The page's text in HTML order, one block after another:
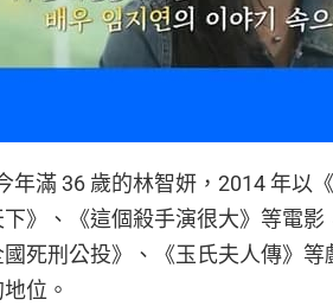
年滿 36 歲的林智妍，2014 年以
下》、《這個殺手演很大》等電
死刑公投》、《玉氏夫人傳》
位。